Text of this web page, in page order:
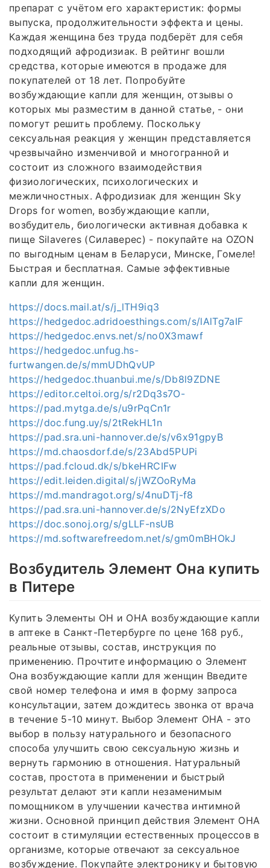
препарат с учётом его характеристик: формы
выпуска, продолжительности эффекта и цены.
Каждая женщина без труда подберёт для себя
подходящий афродизиак. В рейтинг вошли
средства, которые имеются в продаже для
покупателей от 18 лет. Попробуйте
возбуждающие капли для женщин, отзывы о
которых мы разместим в данной статье, - они
помогут решить проблему. Поскольку
сексуальная реакция у женщин представляется
чрезвычайно изменчивой и многогранной и
состоит из сложного взаимодействия
физиологических, психологических и
межличностных. Афродизиак для женщин Sky
Drops for women, возбуждающие капли,
возбудитель, биологически активная добавка к
пище Silaveres (Силаверес) - покупайте на OZON
по выгодным ценам в Беларуси, Минске, Гомеле!
Быстрая и бесплатная. Самые эффективные
капли для женщин.
https://docs.mail.at/s/j_lTH9iq3
https://hedgedoc.adridoesthings.com/s/lAlTg7aIF
https://hedgedoc.envs.net/s/no0X3mawf
https://hedgedoc.unfug.hs-
furtwangen.de/s/mmUDhQvUP
https://hedgedoc.thuanbui.me/s/Db8l9ZDNE
https://editor.celtoi.org/s/r2Dq3s7O-
https://pad.mytga.de/s/u9rPqCn1r
https://doc.fung.uy/s/2tRekHL1n
https://pad.sra.uni-hannover.de/s/v6x91gpyB
https://md.chaosdorf.de/s/23Abd5PUPi
https://pad.fcloud.dk/s/bkeHRCIFw
https://edit.leiden.digital/s/jWZOoRyMa
https://md.mandragot.org/s/4nuDTj-f8
https://pad.sra.uni-hannover.de/s/2NyEfzXDo
https://doc.sonoj.org/s/gLLF-nsUB
https://md.softwarefreedom.net/s/gm0mBHOkJ
Возбудитель Элемент Она купить
в Питере
Купить Элементы ОН и ОНА возбуждающие капли
в аптеке в Санкт-Петербурге по цене 168 руб.,
реальные отзывы, состав, инструкция по
применению. Прочтите информацию о Элемент
Она возбуждающие капли для женщин Введите
свой номер телефона и имя в форму запроса
консультации, затем дождитесь звонка от врача
в течение 5-10 минут. Выбор Элемент ОНА - это
выбор в пользу натурального и безопасного
способа улучшить свою сексуальную жизнь и
вернуть гармонию в отношения. Натуральный
состав, простота в применении и быстрый
результат делают эти капли незаменимым
помощником в улучшении качества интимной
жизни. Основной принцип действия Элемент ОНА
состоит в стимуляции естественных процессов в
организме, которые отвечают за сексуальное
возбуждение. Покупайте электронику и бытовую